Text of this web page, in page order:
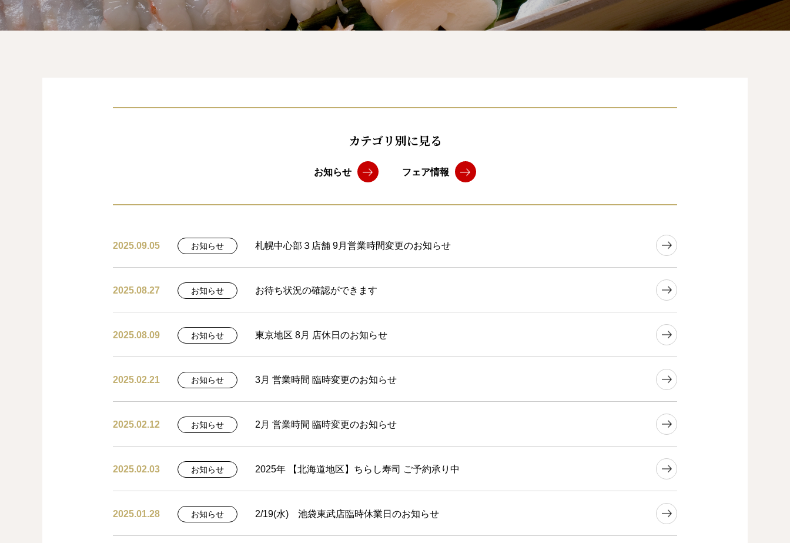
カテゴリ別に見る
お知らせ フェア情報
2025.09.05 お知らせ 札幌中心部３店舗 9月営業時間変更のお知らせ
2025.08.27 お知らせ お待ち状況の確認ができます
2025.08.09 お知らせ 東京地区 8月 店休日のお知らせ
2025.02.21 お知らせ 3月 営業時間 臨時変更のお知らせ
2025.02.12 お知らせ 2月 営業時間 臨時変更のお知らせ
2025.02.03 お知らせ 2025年 【北海道地区】ちらし寿司 ご予約承り中
2025.01.28 お知らせ 2/19(水) 池袋東武店臨時休業日のお知らせ